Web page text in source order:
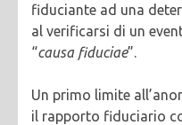
fiduciante ad una
al verificarsi di un
“causa fiduciae”.
Un primo limite
il rapporto fiduciario